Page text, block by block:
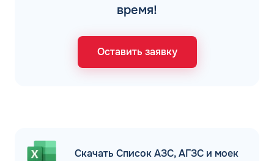
время!
Оставить заявку
Скачать Список АЗС, АГЗС и моек